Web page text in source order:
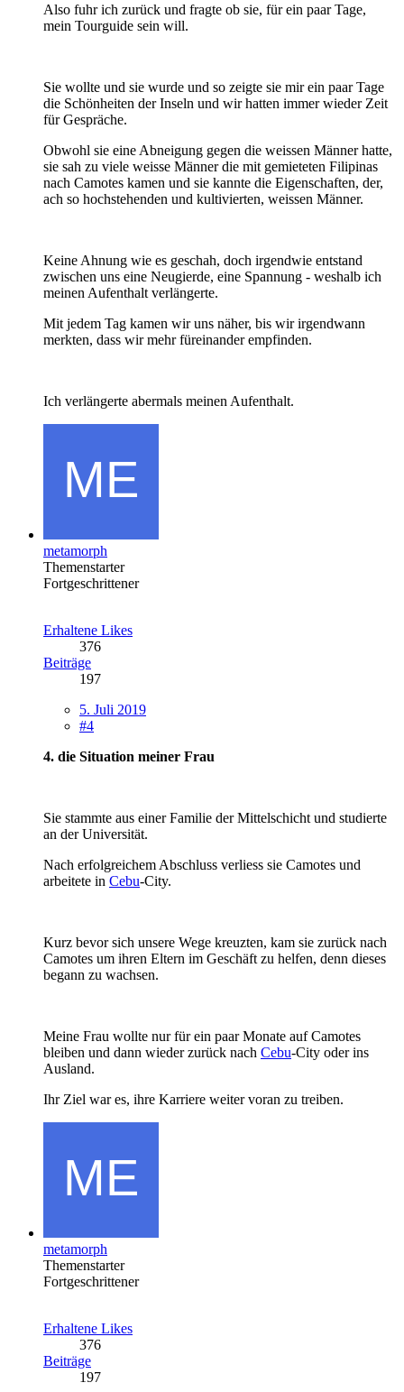
Also fuhr ich zurück und fragte ob sie, für ein paar Tage,
mein Tourguide sein will.
Sie wollte und sie wurde und so zeigte sie mir ein paar Tage
die Schönheiten der Inseln und wir hatten immer wieder Zeit
für Gespräche.
Obwohl sie eine Abneigung gegen die weissen Männer hatte,
sie sah zu viele weisse Männer die mit gemieteten Filipinas
nach Camotes kamen und sie kannte die Eigenschaften, der,
ach so hochstehenden und kultivierten, weissen Männer.
Keine Ahnung wie es geschah, doch irgendwie entstand
zwischen uns eine Neugierde, eine Spannung - weshalb ich
meinen Aufenthalt verlängerte.
Mit jedem Tag kamen wir uns näher, bis wir irgendwann
merkten, dass wir mehr füreinander empfinden.
Ich verlängerte abermals meinen Aufenthalt.
metamorph
Themenstarter
Fortgeschrittener
Erhaltene Likes
376
Beiträge
197
5. Juli 2019
#4
4. die Situation meiner Frau
Sie stammte aus einer Familie der Mittelschicht und studierte
an der Universität.
Nach erfolgreichem Abschluss verliess sie Camotes und
arbeitete in Cebu-City.
Kurz bevor sich unsere Wege kreuzten, kam sie zurück nach
Camotes um ihren Eltern im Geschäft zu helfen, denn dieses
begann zu wachsen.
Meine Frau wollte nur für ein paar Monate auf Camotes
bleiben und dann wieder zurück nach Cebu-City oder ins
Ausland.
Ihr Ziel war es, ihre Karriere weiter voran zu treiben.
metamorph
Themenstarter
Fortgeschrittener
Erhaltene Likes
376
Beiträge
197